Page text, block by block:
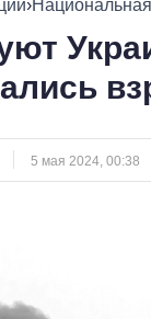
›
5 мая 2024, 00:38